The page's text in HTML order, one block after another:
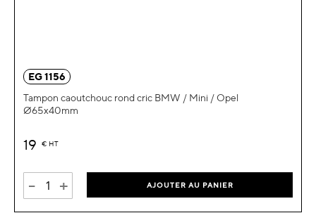
EG 1156
Tampon caoutchouc rond cric BMW / Mini / Opel
Ø65x40mm
19 € HT
- + AJOUTER AU PANIER